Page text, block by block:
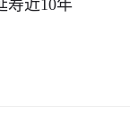
寿近10年